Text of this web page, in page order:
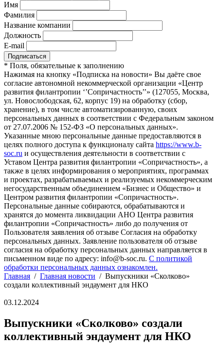
Имя
Фамилия
Название компании
Должность
E-mail
* Поля, обязательные к заполнению
Нажимая на кнопку «Подписка на новости» Вы даёте свое
согласие автономной некоммерческой организации «Центр
развития филантропии ‘’Сопричастность’’» (127055, Москва,
ул. Новослободская, 62, корпус 19) на обработку (сбор,
хранение), в том числе автоматизированную, своих
персональных данных в соответствии с Федеральным законом
от 27.07.2006 № 152-ФЗ «О персональных данных».
Указанные мною персональные данные предоставляются в
целях полного доступа к функционалу сайта https://www.b-
soc.ru и осуществления деятельности в соответствии с
Уставом Центра развития филантропии «Сопричастность», а
также в целях информирования о мероприятиях, программах
и проектах, разрабатываемых и реализуемых некоммерческим
негосударственным объединением «Бизнес и Общество» и
Центром развития филантропии «Сопричастность».
Персональные данные собираются, обрабатываются и
хранятся до момента ликвидации АНО Центра развития
филантропии «Сопричастность» либо до получения от
Пользователя заявления об отзыве Согласия на обработку
персональных данных. Заявление пользователя об отзыве
согласия на обработку персональных данных направляется в
письменном виде по адресу: info@b-soc.ru. С политикой
обработки персональных данных ознакомлен.
Главная / Главная новости / Выпускники «Сколково»
создали коллективный эндаумент для НКО
03.12.2024
Выпускники «Сколково» создали
коллективный эндаумент для НКО